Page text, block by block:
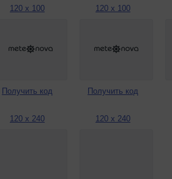
120 x 100
Получить код
120 x 100
Получить код
120 x 240 120 x 240